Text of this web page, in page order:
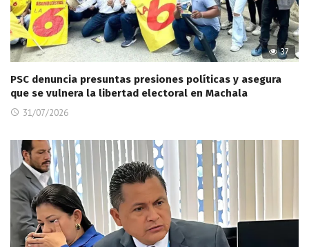
37
PSC denuncia presuntas presiones políticas y asegura
que se vulnera la libertad electoral en Machala
31/07/2026